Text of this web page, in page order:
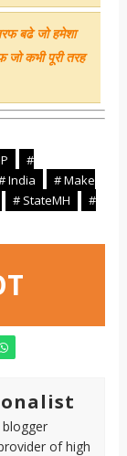
बढे जो हमेशा
जो कभी पूरी तरह
#
India
# Make
# StateMH
#
of high